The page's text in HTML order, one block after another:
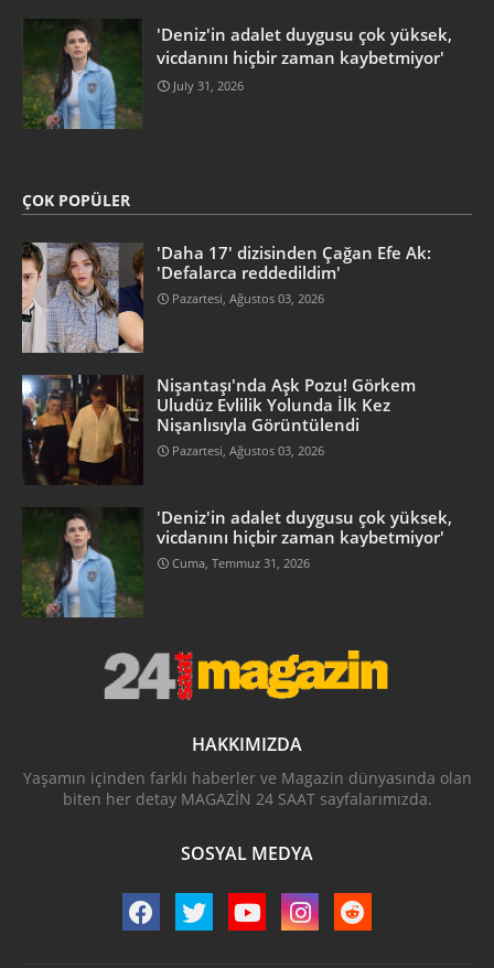
'Deniz'in adalet duygusu çok yüksek,
vicdanını hiçbir zaman kaybetmiyor'
July 31, 2026
ÇOK POPÜLER
'Daha 17' dizisinden Çağan Efe Ak:
'Defalarca reddedildim'
Pazartesi, Ağustos 03, 2026
Nişantaşı'nda Aşk Pozu! Görkem
Uludüz Evlilik Yolunda İlk Kez
Nişanlısıyla Görüntülendi
Pazartesi, Ağustos 03, 2026
'Deniz'in adalet duygusu çok yüksek,
vicdanını hiçbir zaman kaybetmiyor'
Cuma, Temmuz 31, 2026
HAKKIMIZDA
Yaşamın içinden farklı haberler ve Magazin dünyasında olan
biten her detay MAGAZİN 24 SAAT sayfalarımızda.
SOSYAL MEDYA